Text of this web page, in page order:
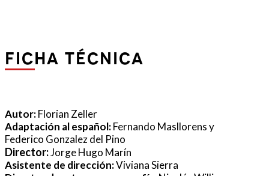
ficha técnica
Autor:Florian Zeller
Adaptación al español:Fernando Masllorens y
Federico Gonzalez del Pino
Director:Jorge Hugo Marín
Asistente de dirección:Viviana Sierra